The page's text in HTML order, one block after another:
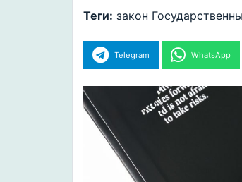
Теги: закон
Telegram WhatsApp